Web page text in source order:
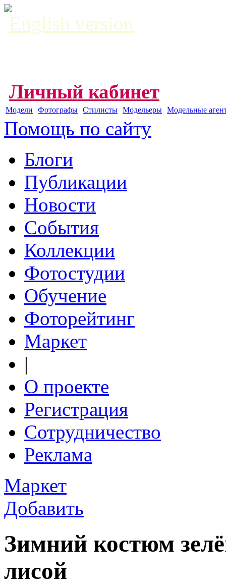
English version
Личный кабинет
Модели Фотографы Стилисты Модельеры Модельные
Помощь по сайту
Блоги
Публикации
Новости
События
Коллекции
Фотостудии
Обучение
Фоторейтинг
Маркет
|
О проекте
Регистрация
Сотрудничество
Реклама
Маркет
Добавить
Зимний костюм
лисой